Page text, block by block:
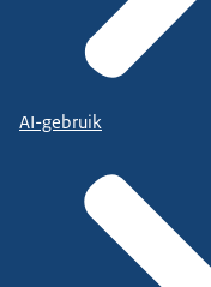
AI-gebruik